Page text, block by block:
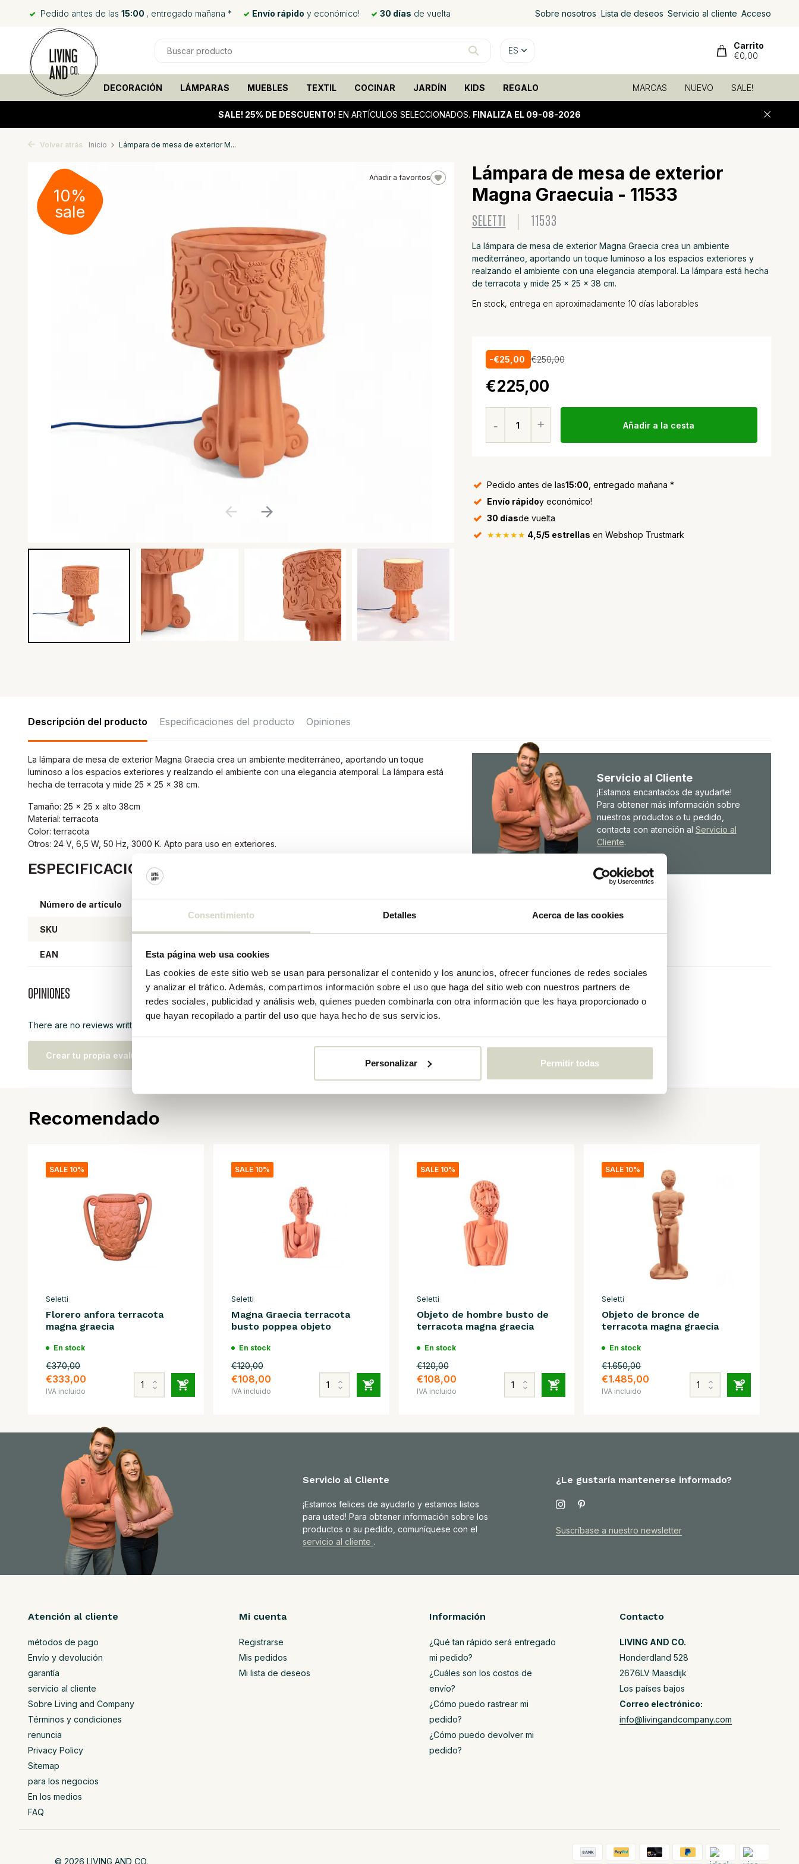
Consentimiento Detalles Acerca de las cookies
Esta página web usa cookies
Las cookies de este sitio web se usan para personalizar el contenido y los anuncios, ofrecer funciones de redes sociales
y analizar el tráfico. Además, compartimos información sobre el uso que haga del sitio web con nuestros partners de
redes sociales, publicidad y análisis web, quienes pueden combinarla con otra información que les haya proporcionado o
que hayan recopilado a partir del uso que haya hecho de sus servicios.
Personalizar Permitir todas
Pedido antes de las 15:00 , entregado mañana * Envío rápido y económico! 30 días de vuelta Sobre nosotros Lista de deseos Servicio al cliente Acceso
ES
Carrito
€0,00
DECORACIÓN LÁMPARAS MUEBLES TEXTIL COCINAR JARDÍN KIDS REGALO MARCAS NUEVO SALE!
SALE! 25% DE DESCUENTO! EN ARTÍCULOS SELECCIONADOS. FINALIZA EL 09-08-2026
Volver atrás Inicio Lámpara de mesa de exterior M...
Añadir a favoritos
10%
sale
10%
sale
Lámpara de mesa de exterior
Magna Graecuia - 11533
SELETTI 11533
La lámpara de mesa de exterior Magna Graecia crea un ambiente
mediterráneo, aportando un toque luminoso a los espacios exteriores y
realzando el ambiente con una elegancia atemporal. La lámpara está hecha
de terracota y mide 25 x 25 x 38 cm.
En stock, entrega en aproximadamente 10 días laborables
-€25,00 €250,00
€225,00
Añadir a la cesta
Pedido antes de las15:00 , entregado mañana *
Envío rápidoy económico!
30 díasde vuelta
★★★★★ 4,5/5 estrellas en Webshop Trustmark
Descripción del producto Especificaciones del producto Opiniones
La lámpara de mesa de exterior Magna Graecia crea un ambiente mediterráneo, aportando un toque
luminoso a los espacios exteriores y realzando el ambiente con una elegancia atemporal. La lámpara está
hecha de terracota y mide 25 x 25 x 38 cm.
Tamaño: 25 x 25 x alto 38cm
Material: terracota
Color: terracota
Otros: 24 V, 6,5 W, 50 Hz, 3000 K. Apto para uso en exteriores.
ESPECIFICACIONES DEL PRODUCTO
Número de artículo
SKU 11533
EAN 8008215400655
Servicio al Cliente
¡Estamos encantados de ayudarte!
Para obtener más información sobre
nuestros productos o tu pedido,
contacta con atención al Servicio al
Cliente.
Opiniones
There are no reviews written yet about this product..
Crear tu propia evaluación
Recomendado
SALE 10%
Seletti
Florero anfora terracota
magna graecia
En stock
€370,00
€333,00
IVA incluido
SALE 10%
Seletti
Magna Graecia terracota
busto poppea objeto
En stock
€120,00
€108,00
IVA incluido
SALE 10%
Seletti
Objeto de hombre busto de
terracota magna graecia
En stock
€120,00
€108,00
IVA incluido
SALE 10%
Seletti
Objeto de bronce de
terracota magna graecia
En stock
€1.650,00
€1.485,00
IVA incluido
Servicio al Cliente
¡Estamos felices de ayudarlo y estamos listos
para usted! Para obtener información sobre los
productos o su pedido, comuníquese con el
servicio al cliente .
¿Le gustaría mantenerse informado?
Suscríbase a nuestro newsletter
Atención al cliente
métodos de pago
Envío y devolución
garantía
servicio al cliente
Sobre Living and Company
Términos y condiciones
renuncia
Privacy Policy
Sitemap
para los negocios
En los medios
FAQ
Mi cuenta
Registrarse
Mis pedidos
Mi lista de deseos
Información
¿Qué tan rápido será entregado
mi pedido?
¿Cuáles son los costos de
envío?
¿Cómo puedo rastrear mi
pedido?
¿Cómo puedo devolver mi
pedido?
Contacto
LIVING AND CO.
Honderdland 528
2676LV Maasdijk
Los países bajos
Correo electrónico:
info@livingandcompany.com
© 2026 LIVING AND CO.